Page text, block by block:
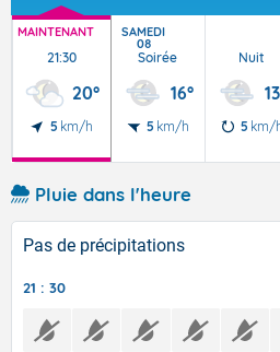
MAINTENANT
21:30
20°
5 km/h
SAMEDI
08
Soirée
16°
5 km/h
Nuit
5 km/
Pluie dans l'heure
Pas de précipitations
21 : 30